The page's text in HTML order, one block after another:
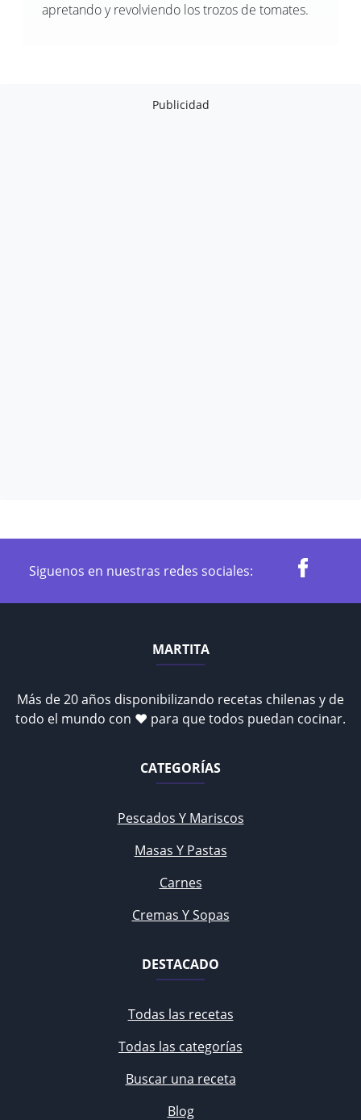
apretando y revolviendo los trozos de tomates.
Publicidad
Siguenos en nuestras redes sociales:
MARTITA
Más de 20 años disponibilizando recetas chilenas y de
todo el mundo con ♥ para que todos puedan cocinar.
CATEGORÍAS
Pescados Y Mariscos
Masas Y Pastas
Carnes
Cremas Y Sopas
DESTACADO
Todas las recetas
Todas las categorías
Buscar una receta
Blog